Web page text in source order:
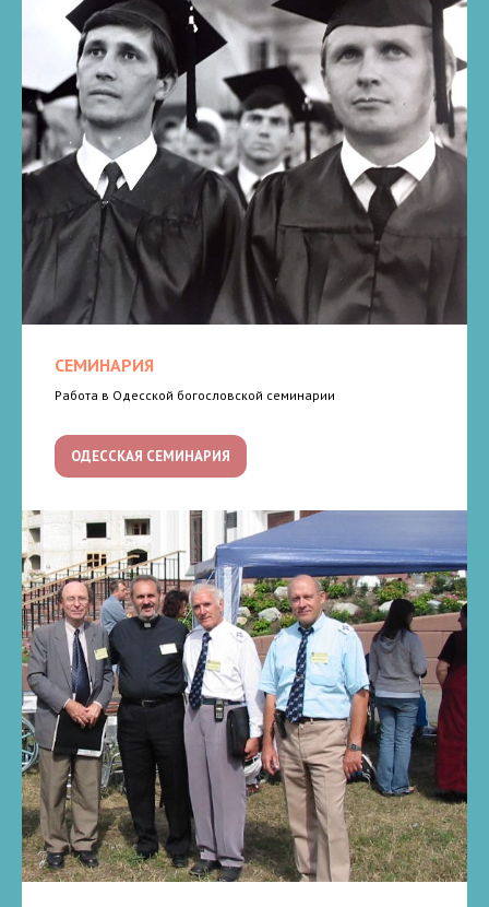
СЕМИНАРИЯ
Работа в Одесской богословской семинарии
ОДЕССКАЯ СЕМИНАРИЯ